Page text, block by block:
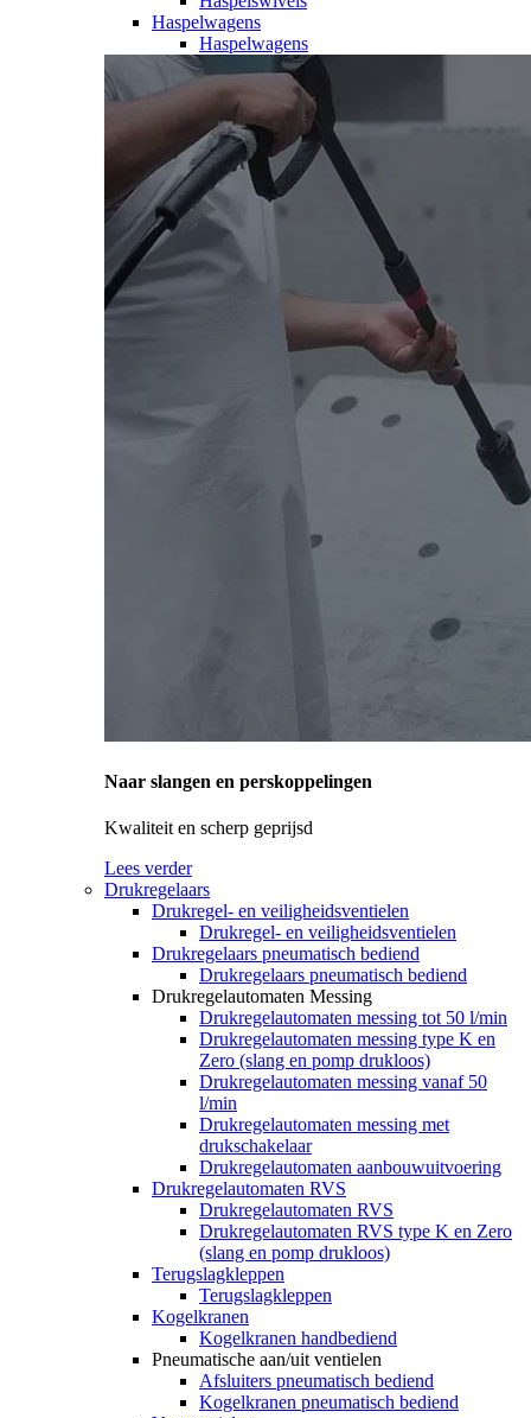
Haspelwagens
Haspelwagens
Naar slangen en perskoppelingen
Kwaliteit en scherp geprijsd
Lees verder
Drukregelaars
Drukregel- en veiligheidsventielen
Drukregel- en veiligheidsventielen
Drukregelaars pneumatisch bediend
Drukregelaars pneumatisch bediend
Drukregelautomaten Messing
Drukregelautomaten messing tot 50 l/min
Drukregelautomaten messing type K en
Zero (slang en pomp drukloos)
Drukregelautomaten messing vanaf 50
l/min
Drukregelautomaten messing met
drukschakelaar
Drukregelautomaten aanbouwuitvoering
Drukregelautomaten RVS
Drukregelautomaten RVS
Drukregelautomaten RVS type K en Zero
(slang en pomp drukloos)
Terugslagkleppen
Terugslagkleppen
Kogelkranen
Kogelkranen handbediend
Pneumatische aan/uit ventielen
Afsluiters pneumatisch bediend
Kogelkranen pneumatisch bediend